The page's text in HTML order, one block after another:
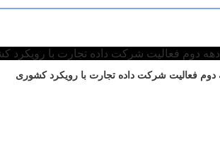
دوم فعالیت شرکت داده تجارت با رویکرد کشوری